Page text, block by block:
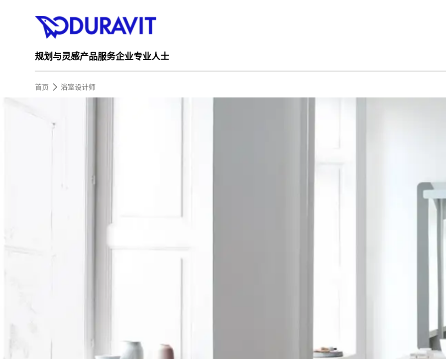
规划与灵感产品服务企业专业人士
首页 浴室设计师